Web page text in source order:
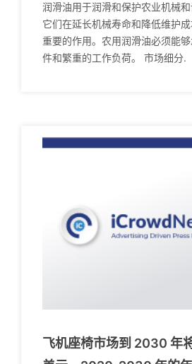
润滑油用于润滑和保护农业机械和
它们在延长机械寿命和降低维护
重要的作用。农用润滑油必须能
件和繁重的工作负荷。 市场细分.
飞机座椅市场到 2030 年